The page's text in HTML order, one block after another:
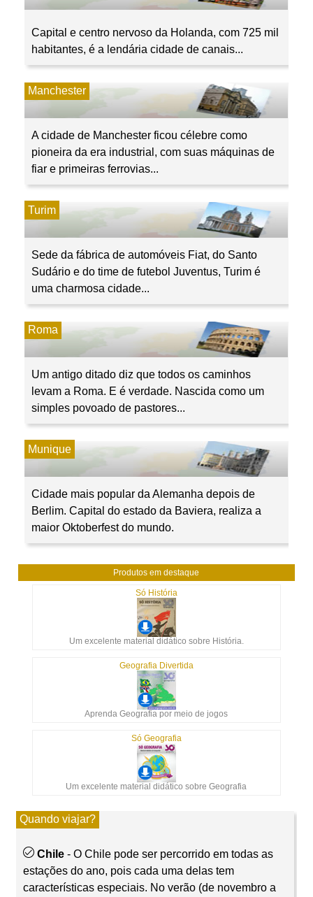
Capital e centro nervoso da Holanda, com 725 mil
habitantes, é a lendária cidade de canais...
Manchester
A cidade de Manchester ficou célebre como
pioneira da era industrial, com suas máquinas de
fiar e primeiras ferrovias...
Turim
Sede da fábrica de automóveis Fiat, do Santo
Sudário e do time de futebol Juventus, Turim é
uma charmosa cidade...
Roma
Um antigo ditado diz que todos os caminhos
levam a Roma. E é verdade. Nascida como um
simples povoado de pastores...
Munique
Cidade mais popular da Alemanha depois de
Berlim. Capital do estado da Baviera, realiza a
maior Oktoberfest do mundo.
Produtos em destaque
Só História
Um excelente material didático sobre História.
Geografia Divertida
Aprenda Geografia por meio de jogos
Só Geografia
Um excelente material didático sobre Geografia
Quando viajar?
Chile - O Chile pode ser percorrido em todas as
estações do ano, pois cada uma delas tem
características especiais. No verão (de novembro a